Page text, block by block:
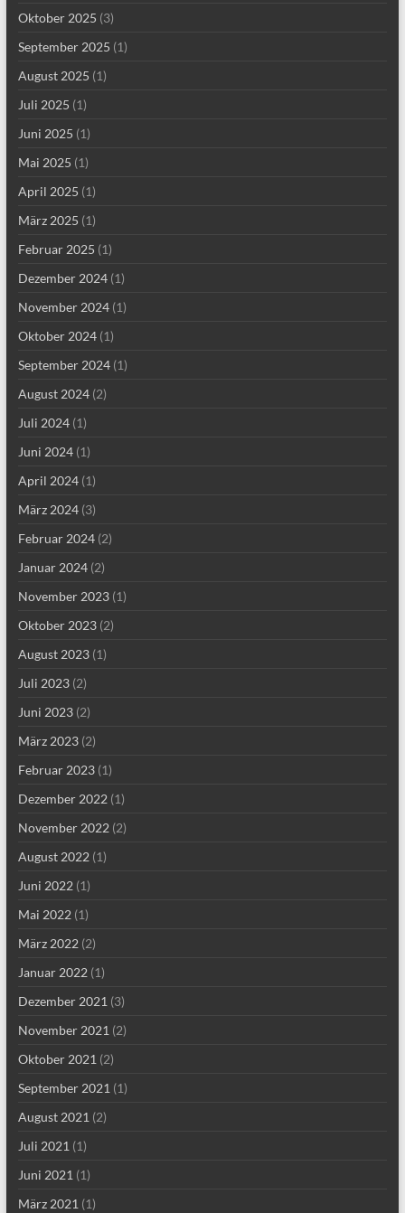
Oktober 2025 (3)
September 2025 (1)
August 2025 (1)
Juli 2025 (1)
Juni 2025 (1)
Mai 2025 (1)
April 2025 (1)
März 2025 (1)
Februar 2025 (1)
Dezember 2024(1)
November 2024(1)
Oktober 2024(1)
September 2024(1)
August 2024(2)
Juli 2024(1)
Juni 2024(1)
April 2024(1)
März 2024(3)
Februar 2024(2)
Januar 2024(2)
November 2023(1)
Oktober 2023(2)
August 2023(1)
Juli 2023(2)
Juni 2023(2)
März 2023(2)
Februar 2023(1)
Dezember 2022(1)
November 2022(2)
August 2022(1)
Juni 2022(1)
Mai 2022(1)
März 2022(2)
Januar 2022(1)
Dezember 2021 (3)
November 2021 (2)
Oktober 2021 (2)
September 2021 (1)
August 2021 (2)
Juli 2021 (1)
Juni 2021 (1)
März 2021 (1)